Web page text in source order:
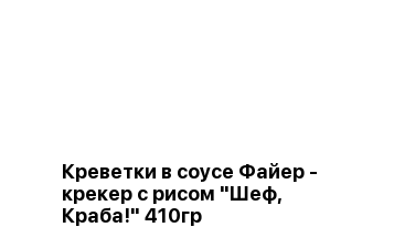
Креветки в соусе Файер -
крекер с рисом "Шеф,
Краба!" 410гр